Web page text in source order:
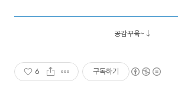
공감꾸욱~ ↓
6 구독하기